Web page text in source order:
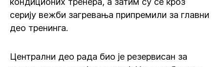
серију вежби загревања припремили за главни
део тренинга.
Централни део рада био је резервисан за